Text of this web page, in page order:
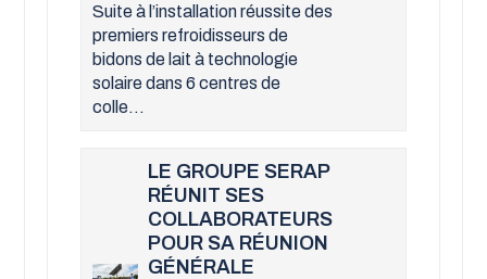
Suite à l’installation réussite des
premiers refroidisseurs de
bidons de lait à technologie
solaire dans 6 centres de
colle...
LE GROUPE SERAP
RÉUNIT SES
COLLABORATEURS
POUR SA RÉUNION
GÉNÉRALE